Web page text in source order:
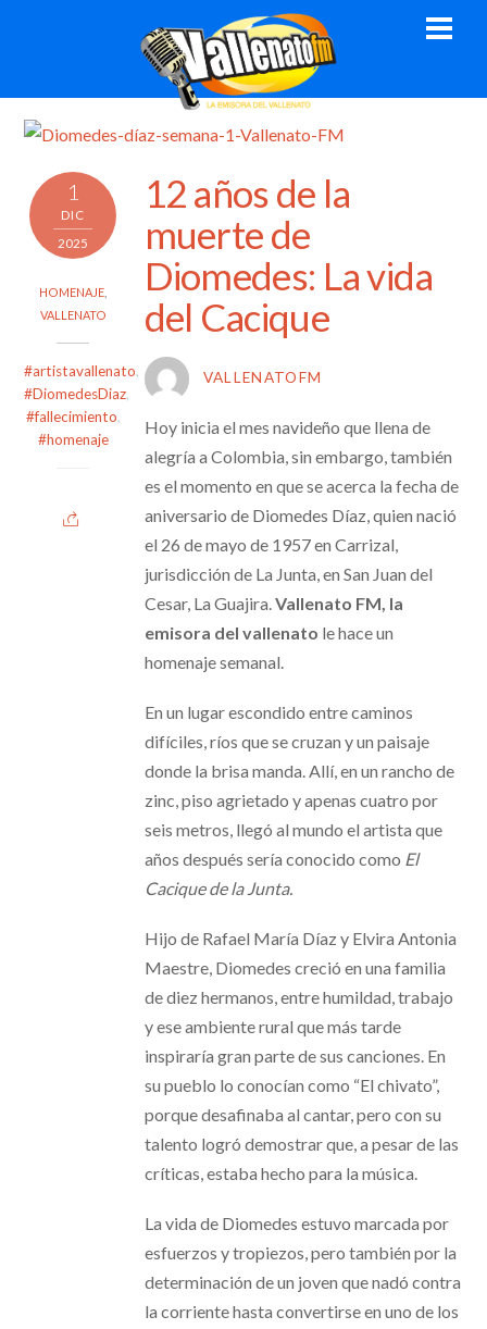
1
DIC
2025
HOMENAJE
VALLENATO
#artistavallenato,
#DiomedesDiaz,
#fallecimiento,
#homenaje
12 años de la
muerte de
Diomedes: La vida
del Cacique
VALLENATOFM
Hoy inicia el mes navideño que llena de
alegría a Colombia, sin embargo, también
es el momento en que se acerca la fecha de
aniversario de Diomedes Díaz, quien nació
el 26 de mayo de 1957 en Carrizal,
jurisdicción de La Junta, en San Juan del
Cesar, La Guajira. Vallenato FM, la
emisora del vallenato le hace un
homenaje semanal.
En un lugar escondido entre caminos
difíciles, ríos que se cruzan y un paisaje
donde la brisa manda. Allí, en un rancho de
zinc, piso agrietado y apenas cuatro por
seis metros, llegó al mundo el artista que
años después sería conocido como El
Cacique de la Junta.
Hijo de Rafael María Díaz y Elvira Antonia
Maestre, Diomedes creció en una familia
de diez hermanos, entre humildad, trabajo
y ese ambiente rural que más tarde
inspiraría gran parte de sus canciones. En
su pueblo lo conocían como “El chivato”,
porque desafinaba al cantar, pero con su
talento logró demostrar que, a pesar de las
críticas, estaba hecho para la música.
La vida de Diomedes estuvo marcada por
esfuerzos y tropiezos, pero también por la
determinación de un joven que nadó contra
la corriente hasta convertirse en uno de los